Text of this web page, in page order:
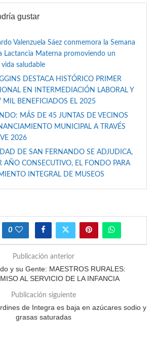
gustar
Valenzuela Sáez conmemora la Semana
Lactancia Materna promoviendo un
saludable
DESTACA HISTÓRICO PRIMER
EN INTERMEDIACIÓN LABORAL Y
MIL BENEFICIADOS EL 2025
MÁS DE 45 JUNTAS DE VECINOS
MUNICIPAL A TRAVÉS
2026
DE SAN FERNANDO SE ADJUDICA,
AÑO CONSECUTIVO, EL FONDO PARA
INTEGRAL DE MUSEOS
0
Publicación anterior
y su Gente: MAESTROS RURALES:
AL SERVICIO DE LA INFANCIA
Publicación siguiente
de Integra es baja en azúcares sodio y
grasas saturadas